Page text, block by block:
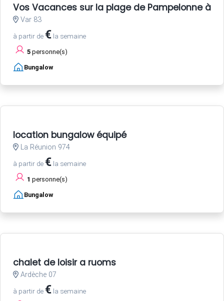
Vos Vacances sur la plage de Pampelonne à
Var 83
à partir de € la semaine
5 personne(s)
Bungalow
location bungalow équipé
La Réunion 974
à partir de € la semaine
1 personne(s)
Bungalow
chalet de loisir a ruoms
Ardèche 07
à partir de € la semaine